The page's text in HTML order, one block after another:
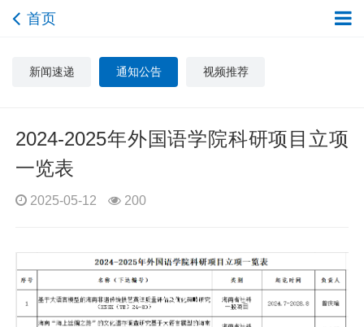
首页
新闻速递 通知公告 视频推荐
2024-2025年外国语学院科研项目立项
一览表
2025-05-12 200